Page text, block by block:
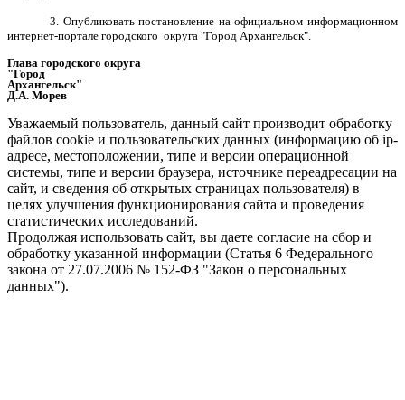
3. Опубликовать постановление на официальном информационном
интернет-портале городского округа "Город Архангельск".
Глава городского округа
"Город
Архангельск"
Д.А. Морев
Уважаемый пользователь, данный сайт производит обработку
файлов cookie и пользовательских данных (информацию об ip-
адресе, местоположении, типе и версии операционной
системы, типе и версии браузера, источнике переадресации на
сайт, и сведения об открытых страницах пользователя) в
целях улучшения функционирования сайта и проведения
статистических исследований.
Продолжая использовать сайт, вы даете согласие на сбор и
обработку указанной информации (Статья 6 Федерального
закона от 27.07.2006 № 152-ФЗ "Закон о персональных
данных").